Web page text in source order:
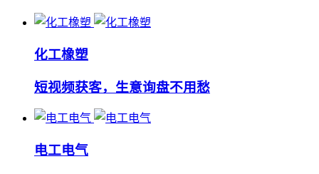
化工橡塑
短视频获客，生意询盘不用愁
电工电气